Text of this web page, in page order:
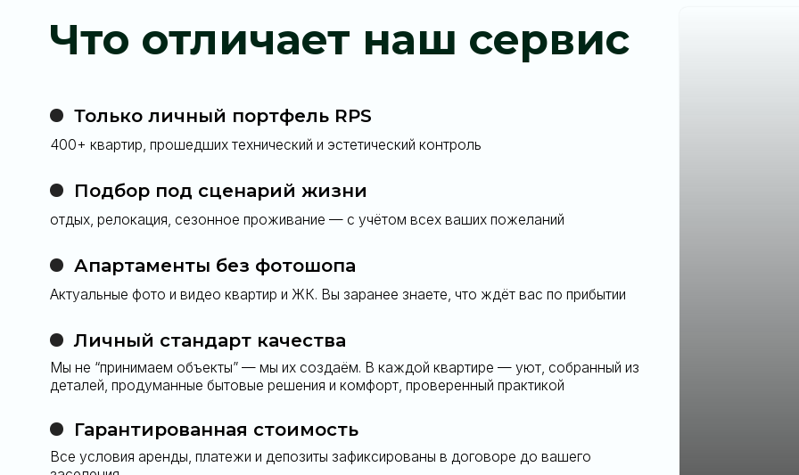
Личный стандарт качества
Гарантированная стоимость
Все условия аренды, платежи и депозиты зафиксированы в договоре до вашего
Поддержка 24/7 на русском языке
решаем вопросы быстрее, чем они успеют появиться
формируем новые
Оставить заявку
Оставьте заявку — и откройте для себя